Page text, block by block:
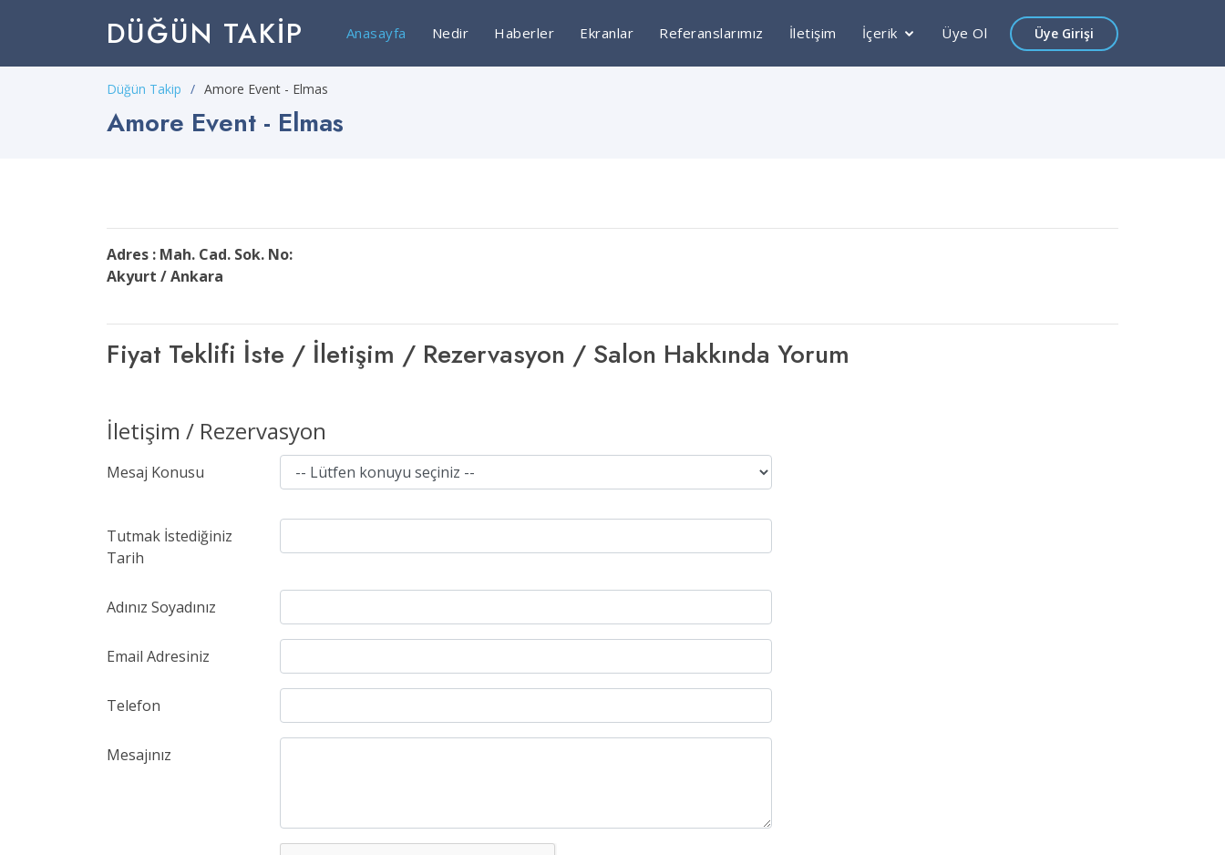
DÜĞÜN TAKIP Anasayfa Nedir Haberler Ekranlar Referanslarımız İletişim İçerik Üye Ol Üye Girişi
Düğün Takip Amore Event - Elmas
Amore Event - Elmas
Adres : Mah. Cad. Sok. No:
Akyurt / Ankara
Fiyat Teklifi İste / İletişim / Rezervasyon / Salon Hakkında Yorum
İletişim / Rezervasyon
Mesaj Konusu
Tutmak İstediğiniz
Tarih
Adınız Soyadınız
Email Adresiniz
Telefon
Mesajınız